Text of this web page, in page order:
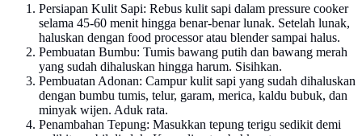
Persiapan Kulit Sapi: Rebus kulit sapi dalam pressure cooker
selama 45-60 menit hingga benar-benar lunak. Setelah lunak,
haluskan dengan food processor atau blender sampai halus.
Pembuatan Bumbu: Tumis bawang putih dan bawang merah
yang sudah dihaluskan hingga harum. Sisihkan.
Pembuatan Adonan: Campur kulit sapi yang sudah dihaluskan
dengan bumbu tumis, telur, garam, merica, kaldu bubuk, dan
minyak wijen. Aduk rata.
Penambahan Tepung: Masukkan tepung terigu sedikit demi